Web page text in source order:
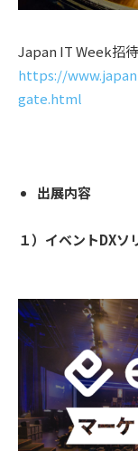
Japan IT Week招
https://
gate.html
出展内容
１）イベントDX